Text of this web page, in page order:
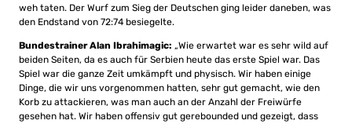
weh taten. Der Wurf zum Sieg der Deutschen ging leider daneben, was
den Endstand von 72:74 besiegelte.
Bundestrainer Alan Ibrahimagic: „Wie erwartet war es sehr wild auf
beiden Seiten, da es auch für Serbien heute das erste Spiel war. Das
Spiel war die ganze Zeit umkämpft und physisch. Wir haben einige
Dinge, die wir uns vorgenommen hatten, sehr gut gemacht, wie den
Korb zu attackieren, was man auch an der Anzahl der Freiwürfe
gesehen hat. Wir haben offensiv gut gerebounded und gezeigt, dass